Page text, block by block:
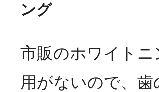
ング
市販のホワイト
用がないので、